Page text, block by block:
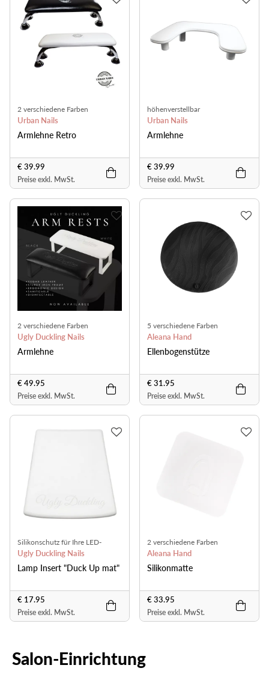
2 verschiedene Farben
Urban Nails
Armlehne Retro
€ 39.99
Preise exkl. MwSt.
höhenverstellbar
Urban Nails
Armlehne
€ 39.99
Preise exkl. MwSt.
2 verschiedene Farben
Ugly Duckling Nails
Armlehne
€ 49.95
Preise exkl. MwSt.
5 verschiedene Farben
Aleana Hand
Ellenbogenstütze
€ 31.95
Preise exkl. MwSt.
Silikonschutz für Ihre LED-
Lampe
Ugly Duckling Nails
Lamp Insert "Duck Up mat"
€ 17.95
Preise exkl. MwSt.
2 verschiedene Farben
Aleana Hand
Silikonmatte
€ 33.95
Preise exkl. MwSt.
Salon-Einrichtung